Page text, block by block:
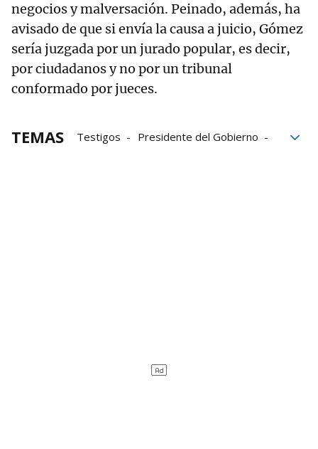
negocios y malversación. Peinado, además, ha
avisado de que si envía la causa a juicio, Gómez
sería juzgada por un jurado popular, es decir,
por ciudadanos y no por un tribunal
conformado por jueces.
TEMAS Testigos
Presidente del Gobierno